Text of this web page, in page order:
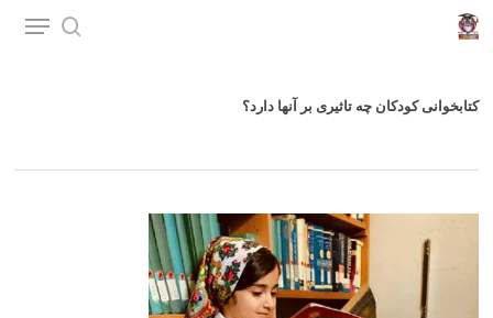
کتابخوانی کودکان چه تاثیری بر آنها دارد؟